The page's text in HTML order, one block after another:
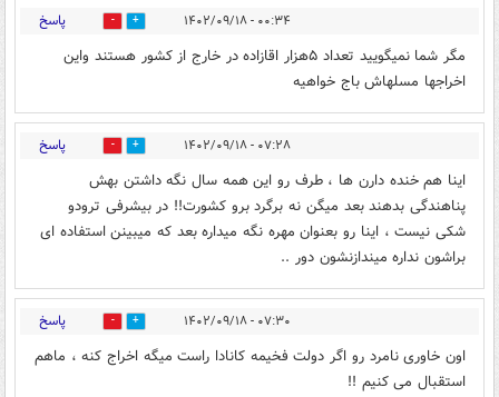
۰۰:۳۴ - ۱۴۰۲/۰۹/۱۸ 1 پاسخ
مگر شما نمیگویید تعداد ۵هزار اقازاده در خارج از کشور هستند واین
اخراجها مسلهاش باج خواهیه
۰۷:۲۸ - ۱۴۰۲/۰۹/۱۸ 1 پاسخ
اینا هم خنده دارن ها ، طرف رو این همه سال نگه داشتن بهش
پناهندگی بدهند بعد میگن نه برگرد برو کشورت!! در بیشرفی ترودو
شکی نیست ، اینا رو بعنوان مهره نگه میداره بعد که میبینن استفاده ای
براشون نداره میندازنشون دور ..
۰۷:۳۰ - ۱۴۰۲/۰۹/۱۸ 2 پاسخ
اون خاوری نامرد رو اگر دولت فخیمه کانادا راست میگه اخراج کنه ، ماهم
استقبال می کنیم !!